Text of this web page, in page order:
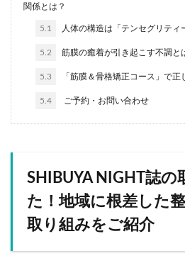
関係とは？
5.1 人体の構造は「テンセグリティ
5.2 筋膜の癒着が引き起こす不調と
5.3 「筋膜＆骨格矯正コース」で正
5.4 ご予約・お問い合わせ
SHIBUYA NIGHT誌の
た！地域に根差した
取り組みをご紹介